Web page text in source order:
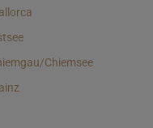
Chiemsee